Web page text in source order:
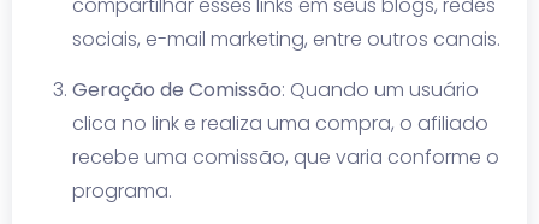
sociais, e-mail marketing, entre outros canais.
Geração de Comissão: Quando um usuário
clica no link e realiza uma compra, o afiliado
recebe uma comissão, que varia conforme o
programa.